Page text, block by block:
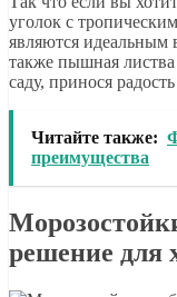
уголок с
являются идеальным
также пышная листва
саду, принося
Читайте также:
преимущества
решение для